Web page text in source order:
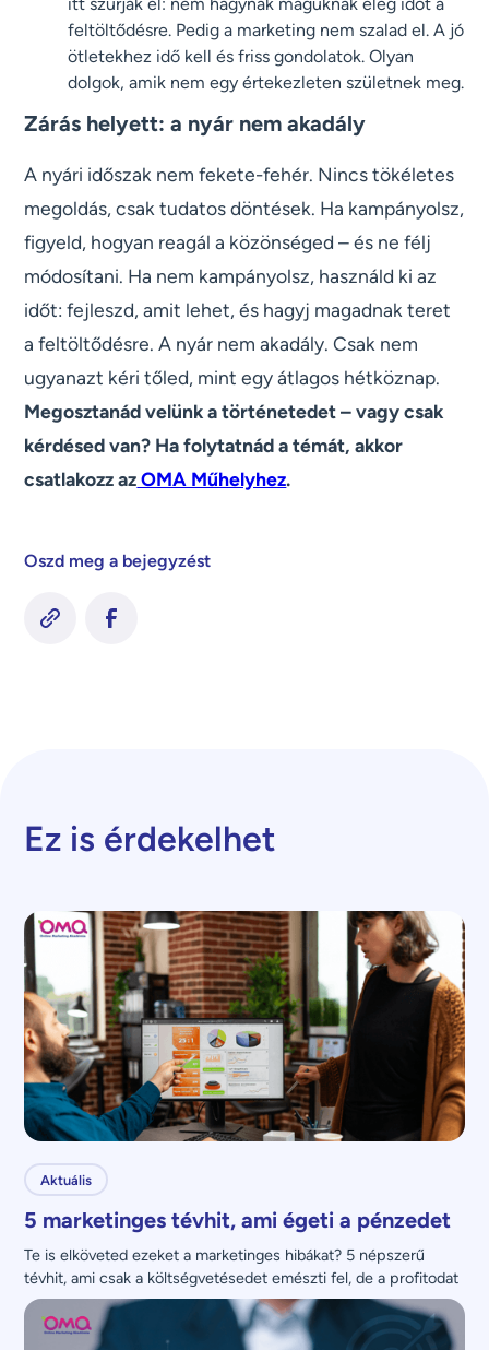
feltöltődésre. Pedig a marketing nem szalad el. A jó
ötletekhez idő kell és friss gondolatok. Olyan
dolgok, amik nem egy értekezleten születnek meg.
Zárás helyett: a nyár nem akadály
A nyári időszak nem fekete-fehér. Nincs tökéletes
megoldás, csak tudatos döntések. Ha kampányolsz,
figyeld, hogyan reagál a közönséged – és ne félj
módosítani. Ha nem kampányolsz, használd ki az
időt: fejleszd, amit lehet, és hagyj magadnak teret
a feltöltődésre. A nyár nem akadály. Csak nem
ugyanazt kéri tőled, mint egy átlagos hétköznap.
Megosztanád velünk a történetedet – vagy csak
kérdésed van? Ha folytatnád a témát, akkor
csatlakozz azOMA Műhelyhez.
Oszd meg a bejegyzést
Ez is érdekelhet
Aktuális
5 marketinges tévhit, ami égeti a pénzedet
Te is elköveted ezeket a marketinges hibákat? 5 népszerű
tévhit, ami csak a költségvetésedet emészti fel, de a profitodat
nem növeli.